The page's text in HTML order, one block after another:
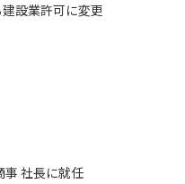
設業許可に変更
事 社長に就任